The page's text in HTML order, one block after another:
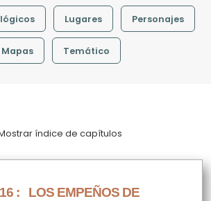
Lugares Personajes
Mapas Temático
índice de capítulos
: LOS EMPEÑOS DE